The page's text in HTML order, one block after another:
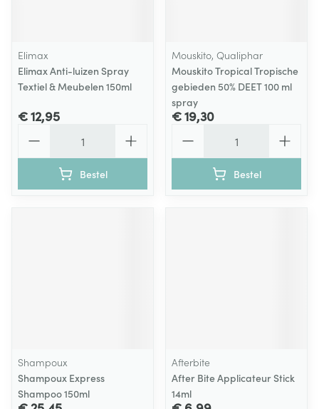
Elimax
Elimax Anti-luizen Spray
Textiel & Meubelen 150ml
€ 12,95
Bestel
Mouskito, Qualiphar
Mouskito Tropical Tropische
gebieden 50% DEET 100 ml
spray
€ 19,30
Bestel
Shampoux
Shampoux Express
Shampoo 150ml
Afterbite
After Bite Applicateur Stick
14ml